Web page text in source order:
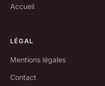
Accueil
LÉGAL
Mentions légales
Contact